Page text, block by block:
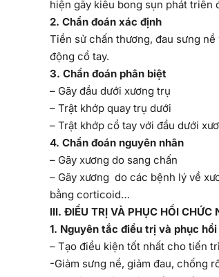
hiện gãy kiểu bong sụn phát triển
2. Chẩn đoán xác định
Tiền sử chấn thương, đau sưng
động cổ tay.
3. Chẩn đoán phân biệt
– Gãy đầu dưới xương trụ
– Trật khớp quay trụ dưới
– Trật khớp cổ tay với đầu dưới
4. Chẩn đoán nguyên nhân
– Gãy xương do sang chấn
– Gãy xương do các bệnh lý về
bằng corticoid…
III. ĐIỀU TRỊ VÀ PHỤC HỒI CHỨC
1. Nguyên tắc điều trị và phục
– Tạo điều kiện tốt nhất cho tiến
-Giảm sưng nề, giảm đau, chống